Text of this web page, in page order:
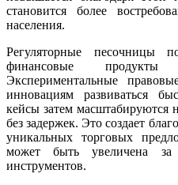
становится более
населения.
Регуляторные песочницы
финансовые
Экспериментальные
инновациям развиваться
кейсы затем масштабируются
без задержек. Это создает
уникальных торговых
может быть увеличена за
инструментов.